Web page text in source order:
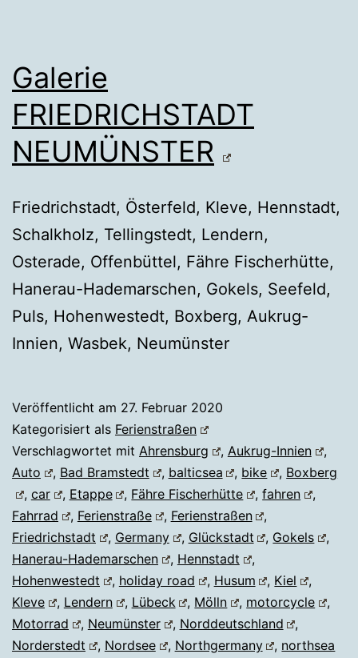
Galerie
FRIEDRICHSTADT
NEUMÜNSTER
Friedrichstadt, Österfeld, Kleve, Hennstadt,
Schalkholz, Tellingstedt, Lendern,
Osterade, Offenbüttel, Fähre Fischerhütte,
Hanerau-Hademarschen, Gokels, Seefeld,
Puls, Hohenwestedt, Boxberg, Aukrug-
Innien, Wasbek, Neumünster
Veröffentlicht am 27. Februar 2020
Kategorisiert als Ferienstraßen
Verschlagwortet mit Ahrensburg , Aukrug-Innien
,
Auto
, Bad Bramstedt , balticsea , bike , Boxberg
, car , Etappe , Fähre Fischerhütte ,fahren
,
Fahrrad
, Ferienstraße , Ferienstraßen
,
Friedrichstadt
, Germany , Glückstadt , Gokels
,
Hanerau-Hademarschen
, Hennstadt
,
Hohenwestedt
, holiday road , Husum , Kiel
,
Kleve
, Lendern , Lübeck , Mölln , motorcycle
,
Motorrad
, Neumünster , Norddeutschland
,
Norderstedt
, Nordsee , Northgermany , northsea